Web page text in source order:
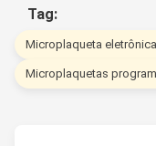
Tag:
Microplaqueta
Microplaquetas